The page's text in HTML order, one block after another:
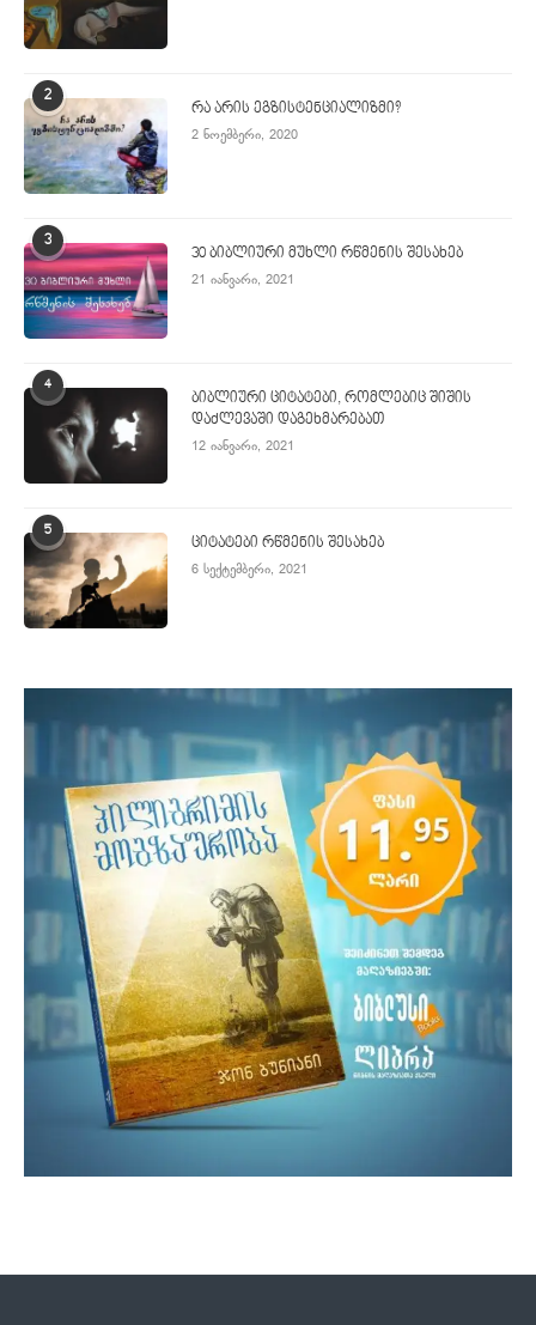
2
რა არის ეგზისტენციალიზმი?
2 ნოემბერი, 2020
3
30 ბიბლიური მუხლი რწმენის შესახებ
21 იანვარი, 2021
4
ბიბლიური ციტატები, რომლებიც შიშის
დაძლევაში დაგეხმარებათ
12 იანვარი, 2021
5
ციტატები რწმენის შესახებ
6 სექტემბერი, 2021